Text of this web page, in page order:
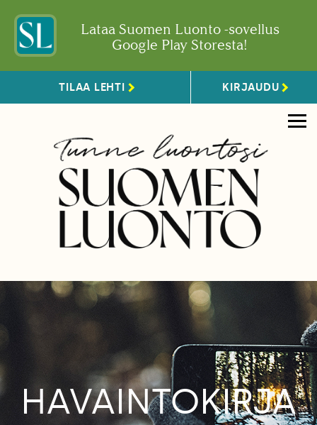
Lataa Suomen Luonto -sovellus
Google Play Storesta!
TILAA LEHTI KIRJAUDU
HAVAINTOKIRJA